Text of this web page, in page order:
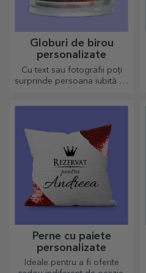
Globuri de birou
personalizate
Cu text sau fotografii poți
surprinde persoana iubită cu
Perne cu paiete
personalizate
Ideale pentru a fi oferite